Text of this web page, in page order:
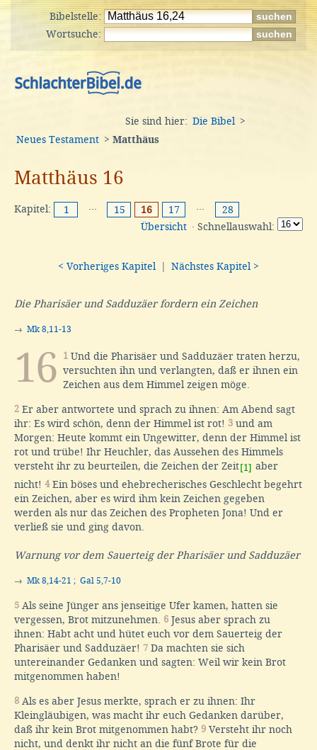
Bibelstelle:
Wortsuche:
Sie sind hier: Die Bibel
>
Neues Testament > Matthäus
Matthäus 16
Kapitel: 1 ··· 15 16 17 ···
28
Übersicht · Schnellauswahl:
< Vorheriges Kapitel Nächstes Kapitel >
Die Pharisäer und Sadduzäer fordern ein Zeichen
→ Mk 8,11-13
16 1 Und die Pharisäer und Sadduzäer traten herzu,
versuchten ihn und verlangten, daß er ihnen ein
Zeichen aus dem Himmel zeigen möge.
2 Er aber antwortete und sprach zu ihnen: Am Abend sagt
ihr: Es wird schön, denn der Himmel ist rot! 3 und am
Morgen: Heute kommt ein Ungewitter, denn der Himmel ist
rot und trübe! Ihr Heuchler, das Aussehen des Himmels
versteht ihr zu beurteilen, die Zeichen der Zeit [1] aber
nicht! 4Ein böses und ehebrecherisches Geschlecht begehrt
ein Zeichen, aber es wird ihm kein Zeichen gegeben
werden als nur das Zeichen des Propheten Jona! Und er
verließ sie und ging davon.
Warnung vor dem Sauerteig der Pharisäer und Sadduzäer
→ Mk 8,14-21 ; Gal 5,7-10
5 Als seine Jünger ans jenseitige Ufer kamen, hatten sie
vergessen, Brot mitzunehmen. 6 Jesus aber sprach zu
ihnen: Habt acht und hütet euch vor dem Sauerteig der
Pharisäer und Sadduzäer! 7 Da machten sie sich
untereinander Gedanken und sagten: Weil wir kein Brot
mitgenommen haben!
8 Als es aber Jesus merkte, sprach er zu ihnen: Ihr
Kleingläubigen, was macht ihr euch Gedanken darüber,
daß ihr kein Brot mitgenommen habt? 9 Versteht ihr noch
nicht, und denkt ihr nicht an die fünf Brote für die